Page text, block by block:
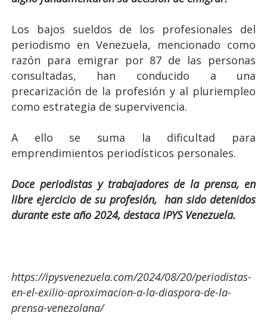
Los bajos sueldos de los profesionales del
periodismo en Venezuela, mencionado como
razón para emigrar por 87 de las personas
consultadas, han conducido a una
precarización de la profesión y al pluriempleo
como estrategia de supervivencia.
A ello se suma la dificultad para
emprendimientos periodísticos personales.
Doce periodistas y trabajadores de la prensa, en
libre ejercicio de su profesión, han sido detenidos
durante este año 2024, destaca IPYS Venezuela.
https://ipysvenezuela.com/2024/08/20/periodistas-
en-el-exilio-aproximacion-a-la-diaspora-de-la-
prensa-venezolana/